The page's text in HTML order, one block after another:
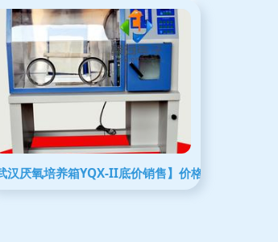
的高效测量解决方案
武汉厌氧培养箱YQX-II底价销售】价格,厂家,其他仪